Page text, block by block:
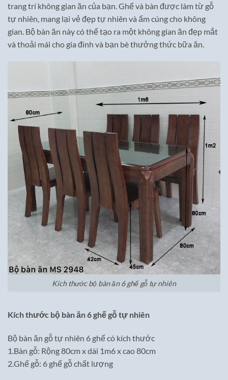
trang trí không gian ăn của bạn. Ghế và bàn được làm từ gỗ
tự nhiên, mang lại vẻ đẹp tự nhiên và ấm cúng cho không
gian. Bộ bàn ăn này có thể tạo ra một không gian ăn đẹp mắt
và thoải mái cho gia đình và bạn bè thưởng thức bữa ăn.
Kích thước bộ bàn ăn 6 ghế gỗ tự nhiên
Kích thước bộ bàn ăn 6 ghế gỗ tự nhiên
Bộ bàn ăn gỗ tự nhiên 6 ghế có kích thước
1.Bàn gỗ: Rộng 80cm x dài 1m6 x cao 80cm
2.Ghế gỗ: 6 ghế gỗ chất lượng